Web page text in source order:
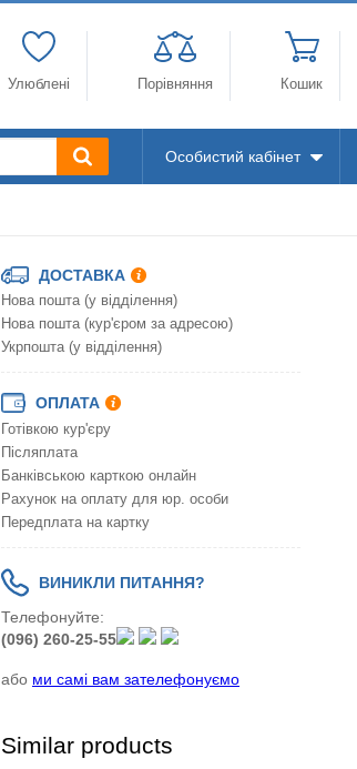
Улюблені Порівняння Кошик
Особистий кабінет
ДОСТАВКА
Нова пошта (у відділення)
Нова пошта (кур'єром за адресою)
Укрпошта (у відділення)
ОПЛАТА
Готівкою кур'єру
Післяплата
Банківською карткою онлайн
Рахунок на оплату для юр. особи
Передплата на картку
ВИНИКЛИ ПИТАННЯ?
Телефонуйте:
(096) 260-25-55
або ми самі вам зателефонуємо
Similar products